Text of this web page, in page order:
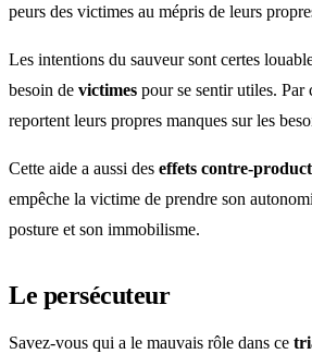
peurs des victimes au mépris de leurs
Les intentions du sauveur sont certes
besoin de victimes pour se sentir utiles. Par
reportent leurs propres manques sur les
Cette aide a aussi des effets contre-
empêche la victime de prendre son
posture et son immobilisme.
Le persécuteur
Savez-vous qui a le mauvais rôle dans ce